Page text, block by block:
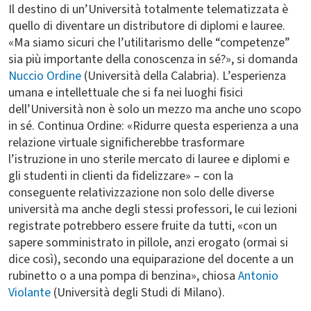
Il destino di un’Università totalmente telematizzata è
quello di diventare un distributore di diplomi e lauree.
«Ma siamo sicuri che l’utilitarismo delle “competenze”
sia più importante della conoscenza in sé?», si domanda
Nuccio Ordine (Università della Calabria). L’esperienza
umana e intellettuale che si fa nei luoghi fisici
dell’Università non è solo un mezzo ma anche uno scopo
in sé. Continua Ordine: «Ridurre questa esperienza a una
relazione virtuale significherebbe trasformare
l’istruzione in uno sterile mercato di lauree e diplomi e
gli studenti in clienti da fidelizzare» – con la
conseguente relativizzazione non solo delle diverse
università ma anche degli stessi professori, le cui lezioni
registrate potrebbero essere fruite da tutti, «con un
sapere somministrato in pillole, anzi erogato (ormai si
dice così), secondo una equiparazione del docente a un
rubinetto o a una pompa di benzina», chiosa Antonio
Violante (Università degli Studi di Milano).